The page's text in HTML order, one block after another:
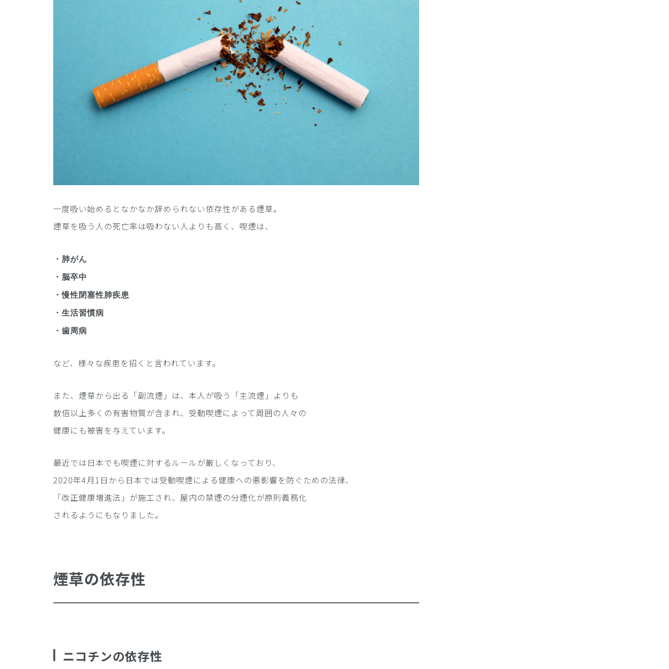
一度吸い始めるとなかなか辞められない依存性がある煙草。
煙草を吸う人の死亡率は吸わない人よりも高く、喫煙は、
・肺がん
・脳卒中
・慢性閉塞性肺疾患
・生活習慣病
・歯周病
など、様々な疾患を招くと言われています。
また、煙草から出る「副流煙」は、本人が吸う「主流煙」よりも
数倍以上多くの有害物質が含まれ、受動喫煙によって周囲の人々の
健康にも被害を与えています。
最近では日本でも喫煙に対するルールが厳しくなっており、
2020年4月1日から日本では受動喫煙による健康への悪影響を防ぐための法律、
「改正健康増進法」が施工され、屋内の禁煙の分煙化が原則義務化
されるようにもなりました。
煙草の依存性
ニコチンの依存性